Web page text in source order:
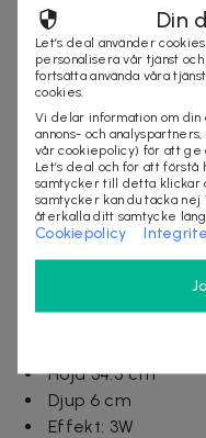
Leveranstid: ca 7
Mer om produkten
Storleksguide:
Ljusstake med 5
Bredd: 40 cm
Höjd: 27.5 cm
Djup: 5 cm
Effekt: 3W
Ljusstake med 9
Höjd 34.5 cm
Djup 6 cm
Effekt: 3W
Din
Let’s deal använder
personalisera vår tjänst
fortsätta använda våra
cookies.
Vi delar information om din
annons- och
vår cookiepolicy) för att ge
Let’s deal och för att
samtycker till detta klickar
samtycker kan du tacka nej
återkalla ditt samtycke
Cookiepolicy